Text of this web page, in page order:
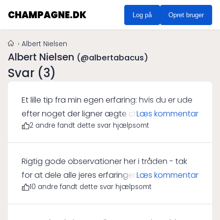
CHAMPAGNE.DK Log på Opret bruger
Albert Nielsen
Albert Nielsen (@albertabacus)
Svar (3)
Et lille tip fra min egen erfaring: hvis du er ude
efter noget der ligner ægte champagne
uden at sprænge budgettet, kan Crémant
være et godt alternativ. Disse mousserende
vine er produceret uden for Champagne-
regionen i Frankrig, men de benytter ofte de
samme metoder. Selvom det ikke er 'the real
Læs kommentar
2 andre fandt dette svar hjælpsomt
Rigtig gode observationer her i tråden - tak
for at dele alle jeres erfaringer. På et
personligt plan opbevarer jeg normalt ikke
champagne i længere tid, da jeg synes, det er
Læs kommentar
10 andre fandt dette svar hjælpsomt